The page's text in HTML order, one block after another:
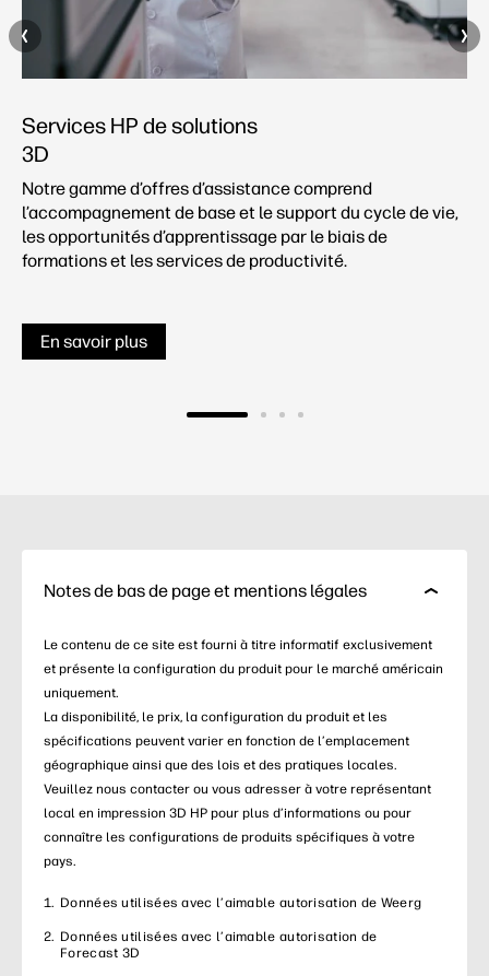
Services HP de solutions
3D
Notre gamme d’offres d’assistance comprend
l’accompagnement de base et le support du cycle de vie,
les opportunités d’apprentissage par le biais de
formations et les services de productivité.
En savoir plus
Notes de bas de page et mentions légales
Le contenu de ce site est fourni à titre informatif exclusivement
et présente la configuration du produit pour le marché américain
uniquement.
La disponibilité, le prix, la configuration du produit et les
spécifications peuvent varier en fonction de l’emplacement
géographique ainsi que des lois et des pratiques locales.
Veuillez nous contacter ou vous adresser à votre représentant
local en impression 3D HP pour plus d’informations ou pour
connaître les configurations de produits spécifiques à votre
pays.
Données utilisées avec l’aimable autorisation de Weerg
Données utilisées avec l’aimable autorisation de
Forecast 3D